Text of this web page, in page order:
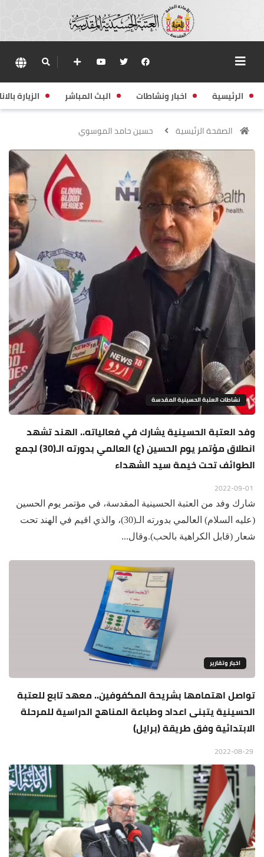
الرئيسية اخبار ونشاطات البث المباشر الزيارة
الصفحة الرئيسية حسين حامد الموسوي
نشاطات العتبة الحسينية المقدسة
وفد العتبة الحسينية يشارك في فعالياته.. الهند تشهد
انطلاق مؤتمر يوم الحسين (ع) العالمي بدورته الـ(30) لجمع
الطوائف تحت خيمة سيد الشهداء
شارك وفد من العتبة الحسينية المقدسة، في مؤتمر يوم الحسين
(عليه السلام) العالمي بدورته الـ(30)، والذي اقيم في الهند تحت
شعار (قابل الكراهية بالحب).وقال...
اخبار وتقارير
تواصل اهتمامها بشريحة المكفوفين.. معهد تابع للعتبة
الحسينية يتبنى اعداد وطباعة المناهج الدراسية للمرحلة
الابتدائية وفق طريقة (برايل)